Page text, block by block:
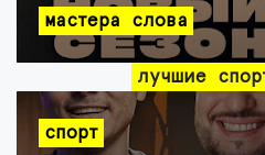
мастера слова
лучшие
спорт